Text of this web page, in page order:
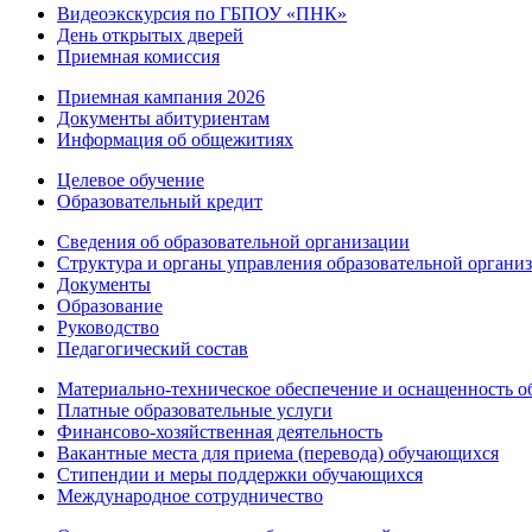
Видеоэкскурсия по ГБПОУ «ПНК»
День открытых дверей
Приемная комиссия
Приемная кампания 2026
Дoкументы абитуриентам
Информация об общежитиях
Целевое обучение
Образовательный кредит
Сведения об образовательной организации
Структура и органы управления образовательной
Документы
Образование
Руководство
Педагогический состав
Материально-техническое обеспечение и оснащенность
Платные образовательные услуги
Финансово-хозяйственная деятельность
Вакантные места для приема (перевода) обучающихся
Стипендии и меры поддержки обучающихся
Международное сотрудничество